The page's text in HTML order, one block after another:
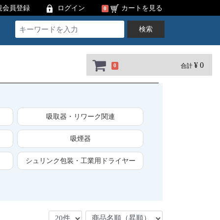
0 合計 ¥ 0
会員登録 ログイン 0 カートを見る
検索
吸取器・リワーク関連
吸煙器
シュリンク包装・工業用ドライヤー